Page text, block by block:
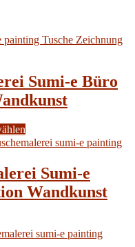
Sumi-e Büro
Produkt
mehrere
Varianten
auf.
Die
können
auf
Sumi-e
Wandkunst